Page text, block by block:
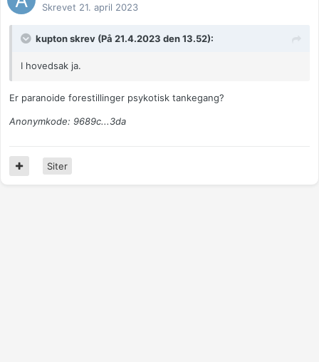
Skrevet 21. april 2023
kupton skrev (På 21.4.2023 den 13.52):
I hovedsak ja.
Er paranoide forestillinger psykotisk tankegang?
Anonymkode: 9689c...3da
Siter